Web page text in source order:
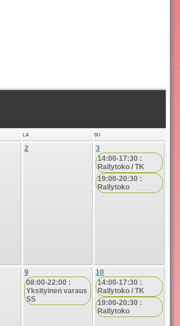
LA SU
2
3
14:00-17:30 :
Rallytoko / TK
19:00-20:30 :
Rallytoko
9
08:00-22:00 :
Yksityinen varaus
SS
10
14:00-17:30 :
Rallytoko / TK
19:00-20:30 :
Rallytoko